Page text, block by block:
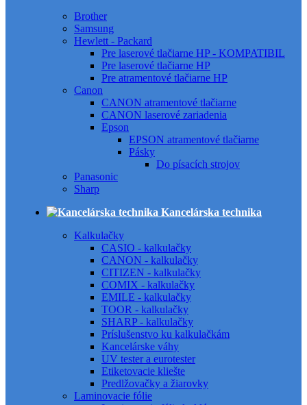
Brother
Samsung
Hewlett - Packard
Pre laserové tlačiarne HP - KOMPATIBIL
Pre laserové tlačiarne HP
Pre atramentové tlačiarne HP
Canon
CANON atramentové tlačiarne
CANON laserové zariadenia
Epson
EPSON atramentové tlačiarne
Pásky
Do písacích strojov
Panasonic
Sharp
Kancelárska technika
Kalkulačky
CASIO - kalkulačky
CANON - kalkulačky
CITIZEN - kalkulačky
COMIX - kalkulačky
EMILE - kalkulačky
TOOR - kalkulačky
SHARP - kalkulačky
Príslušenstvo ku kalkulačkám
Kancelárske váhy
UV tester a eurotester
Etiketovacie kliešte
Predlžovačky a žiarovky
Laminovacie fólie